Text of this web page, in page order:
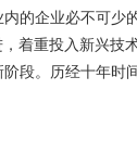
的企业必不可少
着重投入新兴技
段。历经十年时